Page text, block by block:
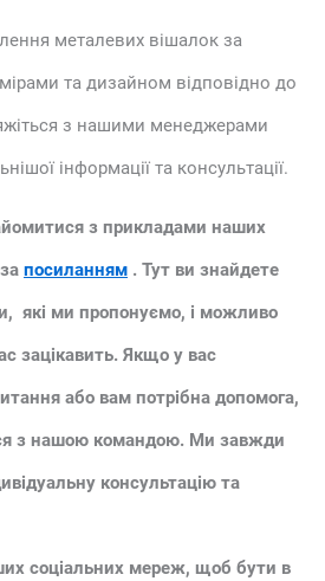
металевих вішалок за
та дизайном відповідно до
з нашими менеджерами
інформації та консультації.
з прикладами наших
посиланням . Тут ви знайдете
які ми пропонуємо, і можливо
зацікавить. Якщо у вас
або вам потрібна допомога,
з нашою командою. Ми завжди
консультацію та
соціальних мереж, щоб бути в